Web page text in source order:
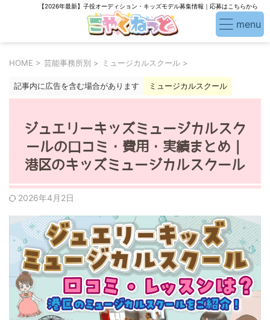
【2026年最新】子役オーディション・キッズモデル募集情報｜応募はこちらから
HOME > 芸能事務所別 > ミュージカルスクール >
記事内に広告を含む場合があります ミュージカルスクール
ジュエリーキッズミュージカルスク
ールの口コミ・費用・実績まとめ｜
港区のキッズミュージカルスクール
2026年4月2日